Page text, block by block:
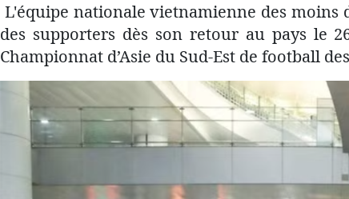
L'équipe nationale vietnamienne des moins
des supporters dès son retour au pays le
Championnat d’Asie du Sud-Est de football